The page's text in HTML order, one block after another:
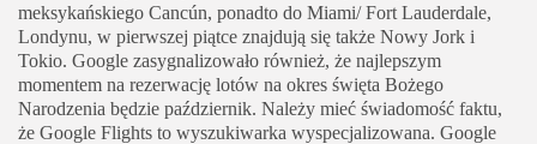
meksykańskiego Cancún, ponadto do Miami/ Fort Lauderdale,
Londynu, w pierwszej piątce znajdują się także Nowy Jork i
Tokio. Google zasygnalizowało również, że najlepszym
momentem na rezerwację lotów na okres święta Bożego
Narodzenia będzie październik. Należy mieć świadomość faktu,
że Google Flights to wyszukiwarka wyspecjalizowana. Google